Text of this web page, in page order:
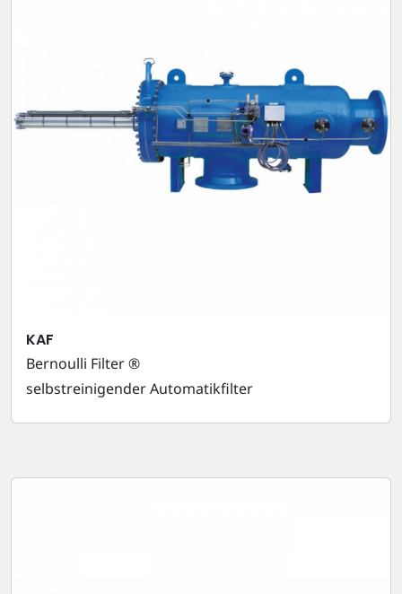
KAF
Bernoulli Filter ®
selbstreinigender Automatikfilter